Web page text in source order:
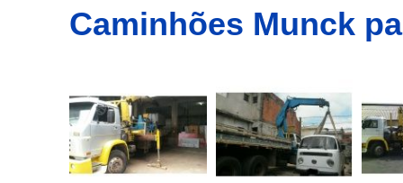
Empresa
de
transporte
Empresas
de
transportes
de
containers
Caminhões Munck